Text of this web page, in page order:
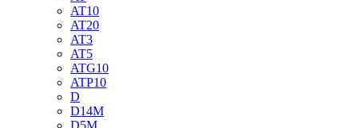
AT10
AT20
AT3
AT5
ATG10
ATP10
D
D14M
D5M